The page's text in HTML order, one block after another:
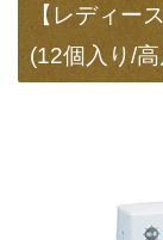
【レディー
(12個入り/